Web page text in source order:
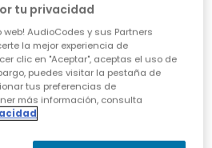
empresarial, una
automatización basada en
a las organizaciones de
flujos de trabajo sin alterar los
tu privacidad
web! AudioCodes y sus Partners
la mejor experiencia de
clic en "Aceptar", aceptas el uso de
puedes visitar la pestaña de
tus preferencias de
más información, consulta